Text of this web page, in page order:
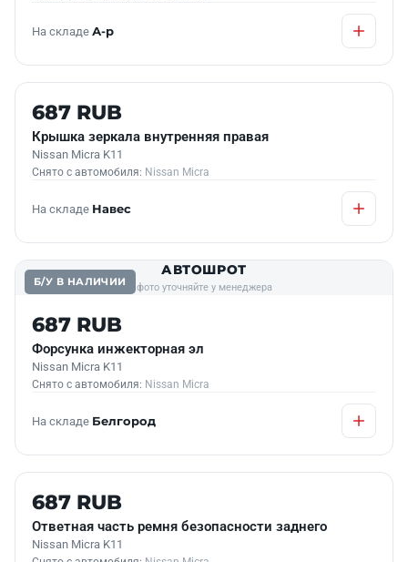
На складе А-р
Б/У В НАЛИЧИИ
687 RUB
Крышка зеркала внутренняя правая
Nissan Micra K11
Снято с автомобиля: Nissan Micra
На складе Навес
Б/У В НАЛИЧИИ
АВТОШРОТ
фото уточняйте у менеджера
687 RUB
Форсунка инжекторная эл
Nissan Micra K11
Снято с автомобиля: Nissan Micra
На складе Белгород
Б/У В НАЛИЧИИ
687 RUB
Ответная часть ремня безопасности заднего
Nissan Micra K11